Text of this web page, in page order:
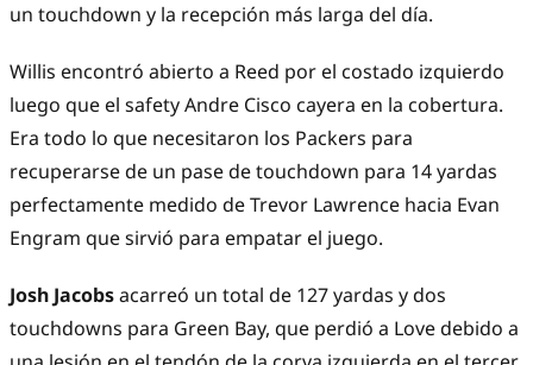
un touchdown y la recepción más larga del día.
Willis encontró abierto a Reed por el costado izquierdo
luego que el safety Andre Cisco cayera en la cobertura.
Era todo lo que necesitaron los Packers para
recuperarse de un pase de touchdown para 14 yardas
perfectamente medido de Trevor Lawrence hacia Evan
Engram que sirvió para empatar el juego.
Josh Jacobsacarreó un total de 127 yardas y dos
touchdowns para Green Bay, que perdió a Love debido a